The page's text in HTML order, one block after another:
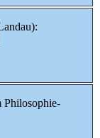
Philosophie-